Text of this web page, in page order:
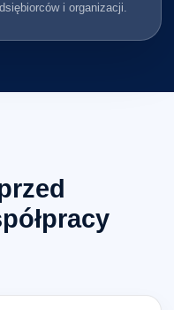
i organizacji.